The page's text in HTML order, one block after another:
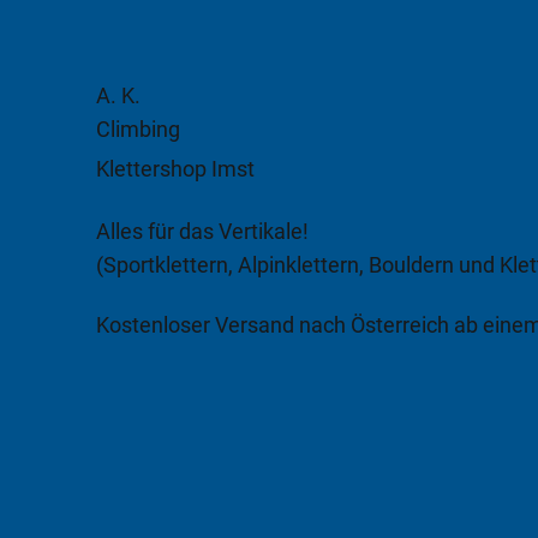
A. K.
Climbing
Klettershop Imst
Alles für das Vertikale!
(Sportklettern, Alpinklettern, Bouldern und
Kostenloser Versand nach Österreich ab